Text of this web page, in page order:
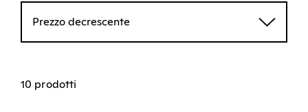
Prezzo decrescente
10 prodotti